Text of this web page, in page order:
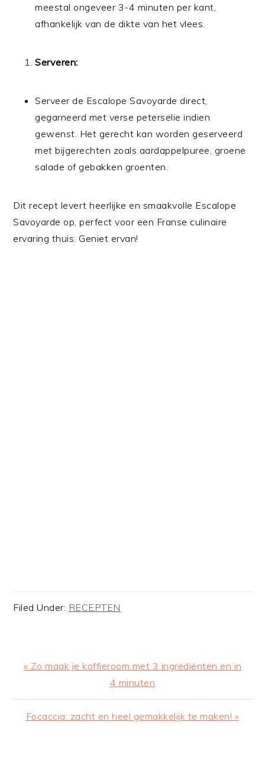
meestal ongeveer 3-4 minuten per kant,
afhankelijk van de dikte van het vlees.
Serveren:
Serveer de Escalope Savoyarde direct,
gegarneerd met verse peterselie indien
gewenst. Het gerecht kan worden geserveerd
met bijgerechten zoals aardappelpuree, groene
salade of gebakken groenten.
Dit recept levert heerlijke en smaakvolle Escalope
Savoyarde op, perfect voor een Franse culinaire
ervaring thuis. Geniet ervan!
Filed Under: RECEPTEN
Previous
« Zo maak je koffieroom met 3 ingrediënten en in
4 minuten
Next
Focaccia: zacht en heel gemakkelijk te maken! »